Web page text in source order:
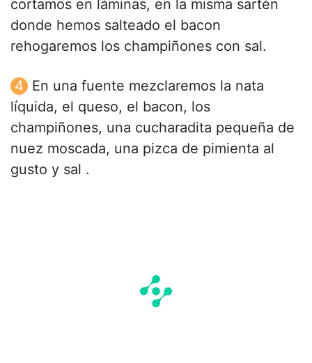
cortamos en láminas, en la misma sartén
donde hemos salteado el bacon
rehogaremos los champiñones con sal.
En una fuente mezclaremos la nata
líquida, el queso, el bacon, los
champiñones, una cucharadita pequeña de
nuez moscada, una pizca de pimienta al
gusto y sal .